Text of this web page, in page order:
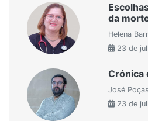
da
Helena
23 de
Crónica
José Poças
23 de